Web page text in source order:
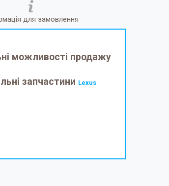
для замовлення
можливості продажу
запчастини Lexus